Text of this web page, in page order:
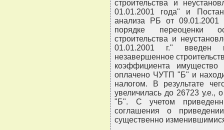
строительства и
01.01.2001 года" и
анализа РБ от
порядке переоценки
строительства и
01.01.2001 г." введен
незавершенное
коэффициента
оплачено ЧУТП "Б" и
налогом. В результате
увеличилась до 26723
"Б". С учетом
соглашения о
существенно